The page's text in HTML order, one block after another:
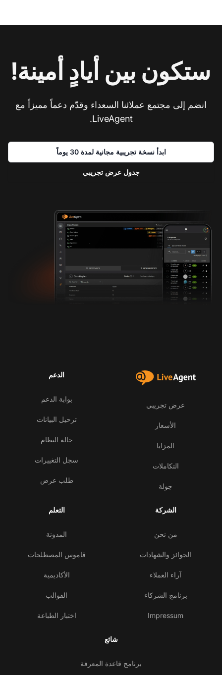
ستكون بين أيادٍ أمينة!
انضم إلى مجتمع عملائنا السعداء وقدّم دعماً مميزاً مع
LiveAgent.
ابدأ نسخة تجريبية مجانية لمدة 30 يوماً
جدول عرض تجريبي
عرض تجريبي
الأسعار
المزايا
التكاملات
جولة
الدعم
بوابة الدعم
ترحيل البيانات
حالة النظام
سجل التغييرات
طلب عرض
الشركة
من نحن
الجوائز والشهادات
آراء العملاء
برنامج الشركاء
Impressum
التعلم
المدونة
قاموس المصطلحات
الأكاديمية
القوالب
اختبار الطباعة
شائع
برنامج قاعدة المعرفة